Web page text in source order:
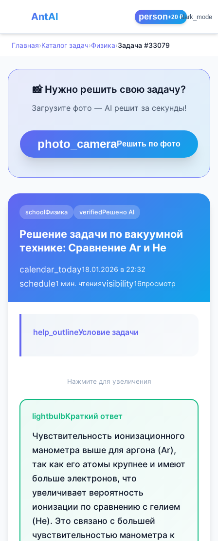
AntAI person+20 ₽dark_mode
Главная›Каталог задач›Физика›Задача #33079
📸 Нужно решить свою задачу?
Загрузите фото — AI решит за секунды!
photo_cameraРешить по фото
schoolФизика verifiedРешено AI
Решение задачи по вакуумной
технике: Сравнение Ar и He
calendar_today18.01.2026 в 22:32
schedule1 мин. чтенияvisibility16просмотр
help_outlineУсловие задачи
Нажмите для увеличения
lightbulbКраткий ответ
Чувствительность ионизационного
манометра выше для аргона (Ar),
так как его атомы крупнее и имеют
больше электронов, что
увеличивает вероятность
ионизации по сравнению с гелием
(He). Это связано с большей
чувствительностью манометра к